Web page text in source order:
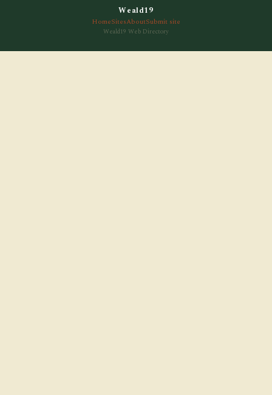
Weald19
HomeSitesAboutSubmit site
Weald19 Web Directory